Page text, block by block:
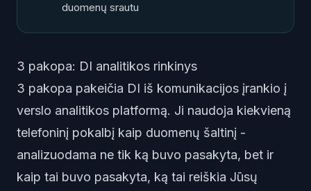
duomenų srautu
3 pakopa: DI analitikos rinkinys
3 pakopa pakeičia DI iš komunikacijos įrankio į
verslo analitikos platformą. Ji naudoja kiekvieną
telefoninį pokalbį kaip duomenų šaltinį -
analizuodama ne tik ką buvo pasakyta, bet ir
kaip tai buvo pasakyta, ką tai reiškia Jūsų